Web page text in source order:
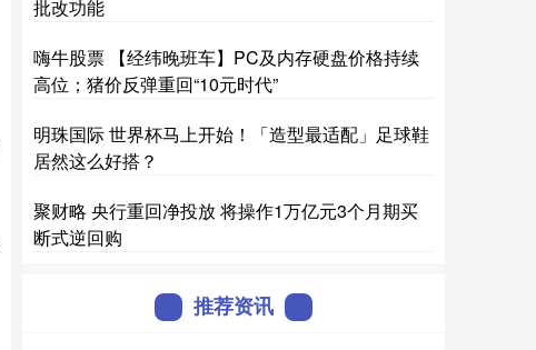
批改功能
嗨牛股票 【经纬晚班车】PC及内存硬盘价格持续
高位；猪价反弹重回“10元时代”
明珠国际 世界杯马上开始！「造型最适配」足球鞋
居然这么好搭？
聚财略 央行重回净投放 将操作1万亿元3个月期买
断式逆回购
推荐资讯